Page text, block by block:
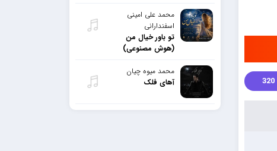
محمد علی امینی
اسفندارانی
تو باور خیال من
(هوش مصنوعی)
محمد میوه چیان
آهای فلک